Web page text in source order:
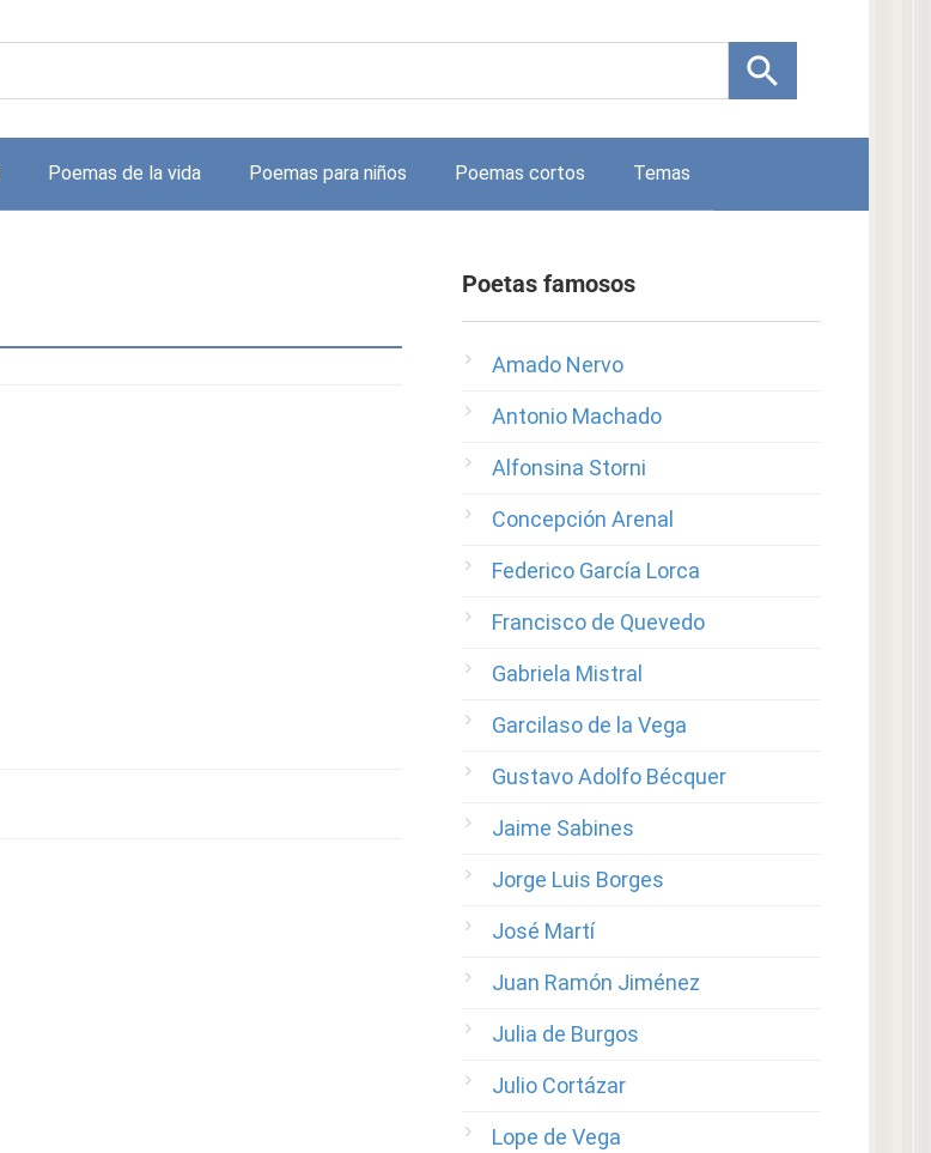
Poemas de la vida Poemas para niños Poemas cortos Temas
Poetas famosos
Amado Nervo
Antonio Machado
Alfonsina Storni
Concepción Arenal
Federico García Lorca
Francisco de Quevedo
Gabriela Mistral
Garcilaso de la Vega
Gustavo Adolfo Bécquer
Jaime Sabines
Jorge Luis Borges
José Martí
Juan Ramón Jiménez
Julia de Burgos
Julio Cortázar
Lope de Vega